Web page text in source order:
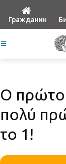
Гражданин
Ο
πολύ
το 1!